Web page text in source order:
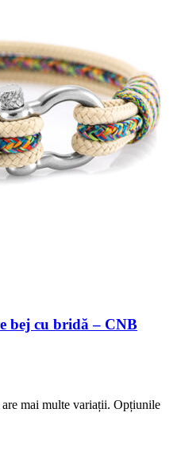
bej cu bridă – CNB
are mai multe variații. Opțiunile